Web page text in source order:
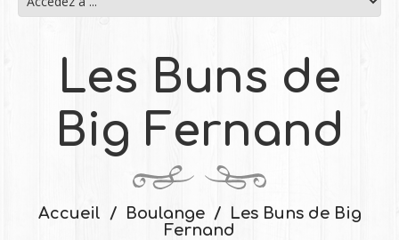
Les Buns de
Big Fernand
Accueil Boulange
Les Buns de Big
Fernand